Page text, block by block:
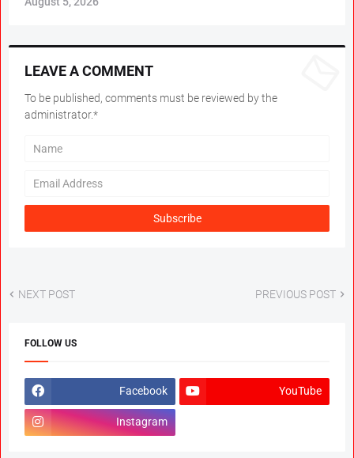
LEAVE A COMMENT
To be published, comments must be reviewed by the
administrator.*
NEXT POST PREVIOUS POST
FOLLOW US
Facebook YouTube
Instagram